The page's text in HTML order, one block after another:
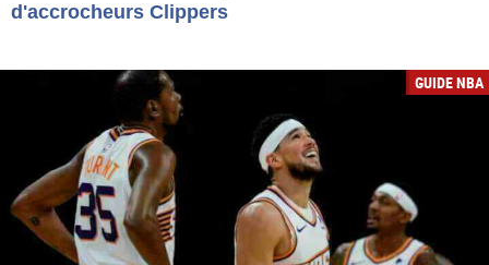
d'accrocheurs Clippers
GUIDE NBA